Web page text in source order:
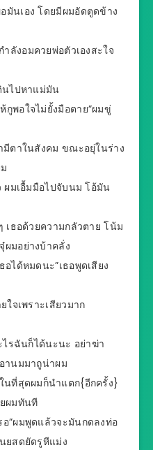
นเอง โดยมีผมอัดตูดข้าง
ลังอมควยพ่อตัวเองสะใจ
นไปหาแม่มัน
กูพอใจไม่ยั้งมือตาย”ผมขู่
ตาในสังคม ขณะอยุ่ในร่าง
ผมเอื้มมือไปจับนม โอ้มัน
เธอด้วยความกลัวตาย โน้ม
มอย่างบ้าคลั่ง
ได้หมดนะ”เธอพูดเสียง
ใจเพราะเสียวมาก
ไรฉันก็ได้นะนะ อย่าฆ่า
านมมาถูน่าผม
นที่สุดผมก็นำแตก{อีกครั้ง}
ผมทันที
อ”ผมพูดแล้วจะมันกดลงท่อ
ยสดยัดรูหีแม่ง